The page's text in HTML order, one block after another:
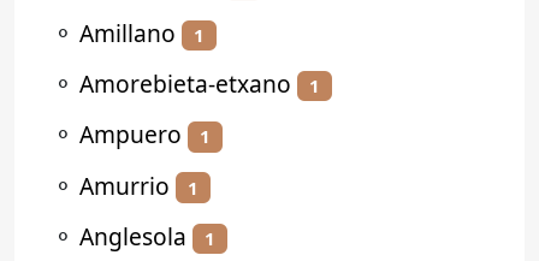
⚬ Amillano 1
⚬ Amorebieta-etxano 1
⚬ Ampuero 1
⚬ Amurrio 1
⚬ Anglesola 1